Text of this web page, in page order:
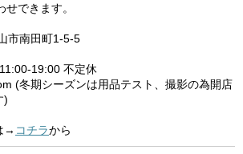
できます。
市南田町1-5-5
19:00 不定休
(冬期シーズンは用品テスト、撮影の為開店
)
→ コチラから